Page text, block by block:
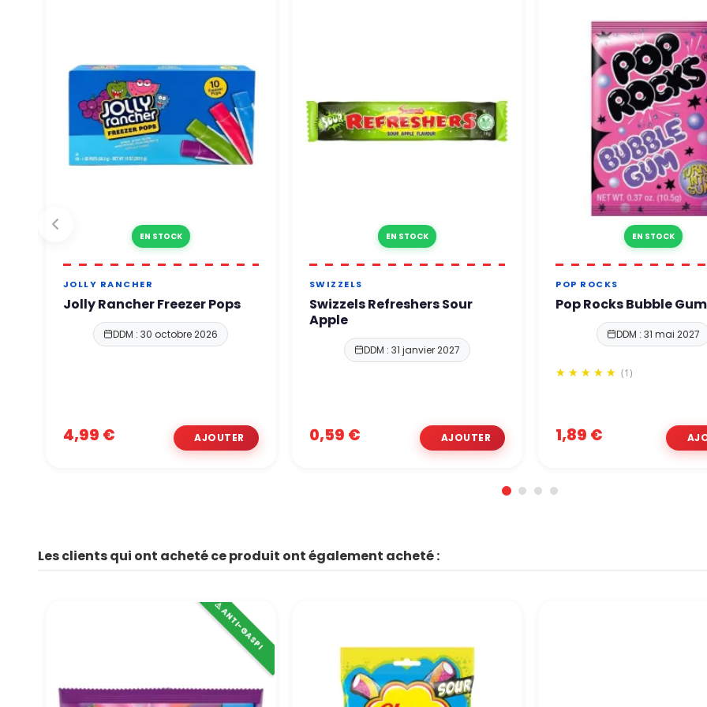
EN STOCK
JOLLY RANCHER
Jolly Rancher Freezer Pops
DDM : 30 octobre 2026
4,99 €
EN STOCK
SWIZZELS
Swizzels Refreshers Sour
Apple
DDM : 31 janvier 2027
0,59 €
EN STOCK
POP ROCKS
Pop Rocks Bubble Gum
DDM : 31 mai 2027
(1)
1,89 €
Les clients qui ont acheté ce produit ont également acheté :
⚠️ ANTI-GASPI